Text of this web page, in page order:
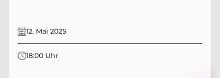
12. Mai 2025
18:00 Uhr